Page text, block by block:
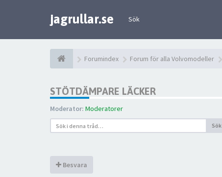
jagrullar.se Sök
Forumindex Forum för alla Volvomodeller
STÖTDÄMPARE LÄCKER
Moderator: Moderatorer
Sök
Besvara